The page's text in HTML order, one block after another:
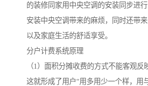
的装修同家用中央空调的安装同步进
安装中央空调带来的麻烦，同时还带来
以及家庭生活的舒适享受。
分户计费系统原理
（1）面积分摊收费的方式不能客观反
这就形成了用户“用多用少一个样，用